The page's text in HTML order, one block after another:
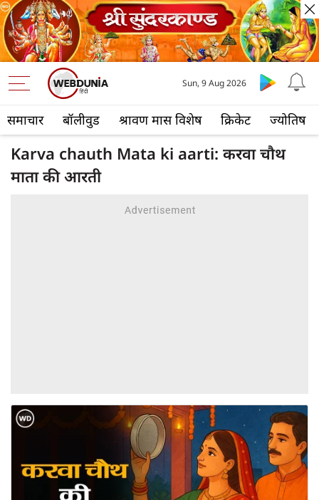
समाचार बॉलीवुड श्रावण मास विशेष क्रिकेट ज्योतिष
Sun, 9 Aug 2026
Karva chauth Mata ki aarti: करवा चौथ
माता की आरती